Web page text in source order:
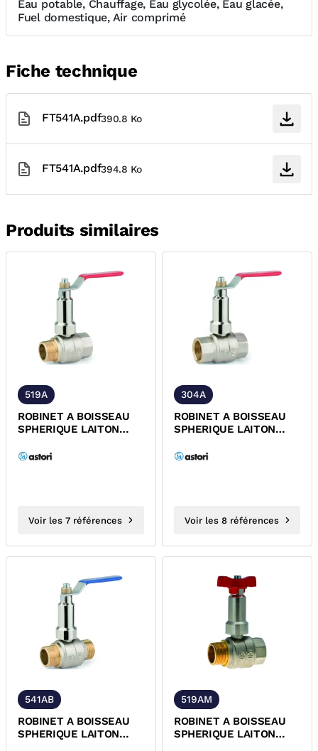
Eau potable, Chauffage, Eau glycolée, Eau glacée,
Fuel domestique, Air comprimé
Fiche technique
FT541A.pdf390.8 Ko
FT541A.pdf394.8 Ko
Produits similaires
519A
ROBINET A BOISSEAU
SPHERIQUE LAITON
ALLONGE FIXE
Voir les 7 références
304A
ROBINET A BOISSEAU
SPHERIQUE LAITON
POIGNEE...
Voir les 8 références
541AB
ROBINET A BOISSEAU
SPHERIQUE LAITON
519AM
ROBINET A BOISSEAU
SPHERIQUE LAITON